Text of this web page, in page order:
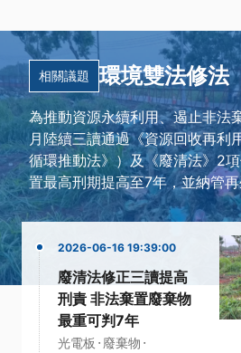
相關議題 環境雙法修法
為推動資源永續利用、遏止非法
月陸續三讀通過《資源回收再利
循環推動法》）及《廢清法》2
置最高刑期提高至7年，並納管
2026-06-16 19:39:00
廢清法修正三讀提高
刑責 非法棄置廢棄物
最重可判7年
光電板 · 廢棄物 ·